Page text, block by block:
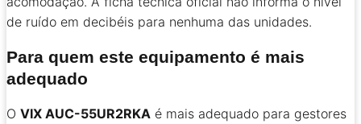
de ruído em decibéis para nenhuma das unidades.
Para quem este equipamento é mais
adequado
O VIX AUC-55UR2RKA é mais adequado para gestores